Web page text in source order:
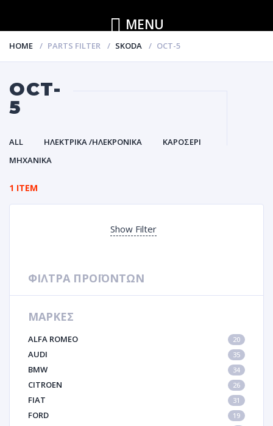
MENU
HOME PARTS FILTER SKODA OCT-5
OCT-
5
ALL ΗΛΕΚΤΡΙΚΑ /ΗΛΕΚΡΟΝΙΚΑ
ΚΑΡΟΣΕΡΙ
ΜΗΧΑΝΙΚΑ
1 ITEM
Show Filter
ΦΙΛΤΡΑ ΠΡΟΪΟΝΤΩΝ
ΜΑΡΚΕΣ
ALFA ROMEO 20
AUDI 35
BMW 34
CITROEN 26
FIAT 31
FORD 19